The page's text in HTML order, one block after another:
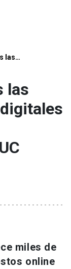
las…
las
miles de
online